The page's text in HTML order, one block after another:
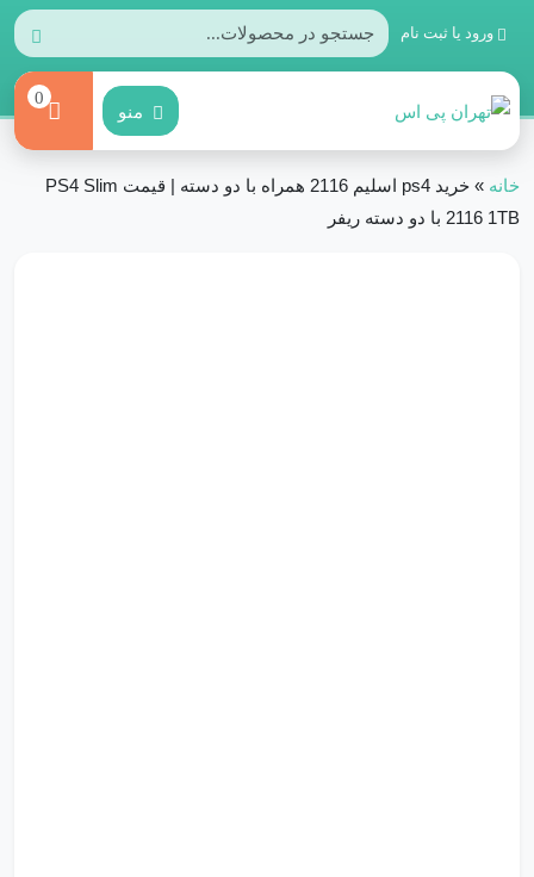
ورود یا ثبت نام
منو
0
خانه »
خرید ps4 اسلیم 2116 همراه با دو دسته | قیمت PS4 Slim
2116 1TB با دو دسته ریفر